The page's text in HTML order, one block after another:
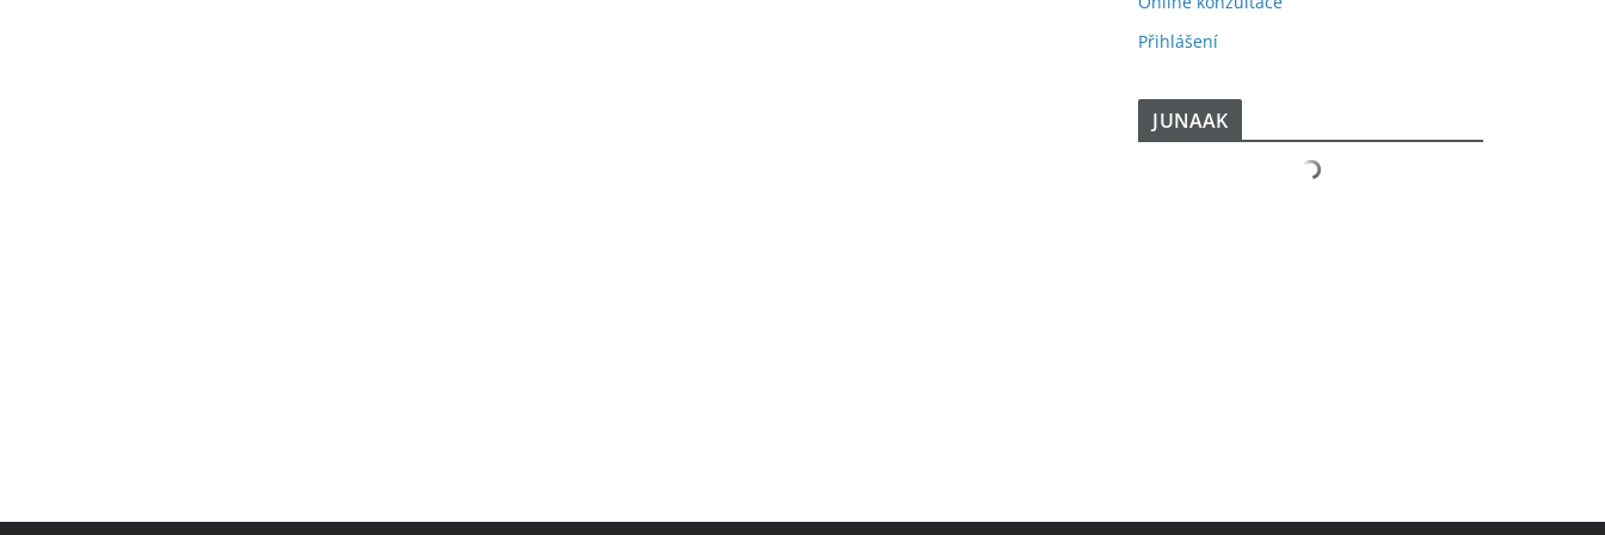
Přihlášení
JUNAAK